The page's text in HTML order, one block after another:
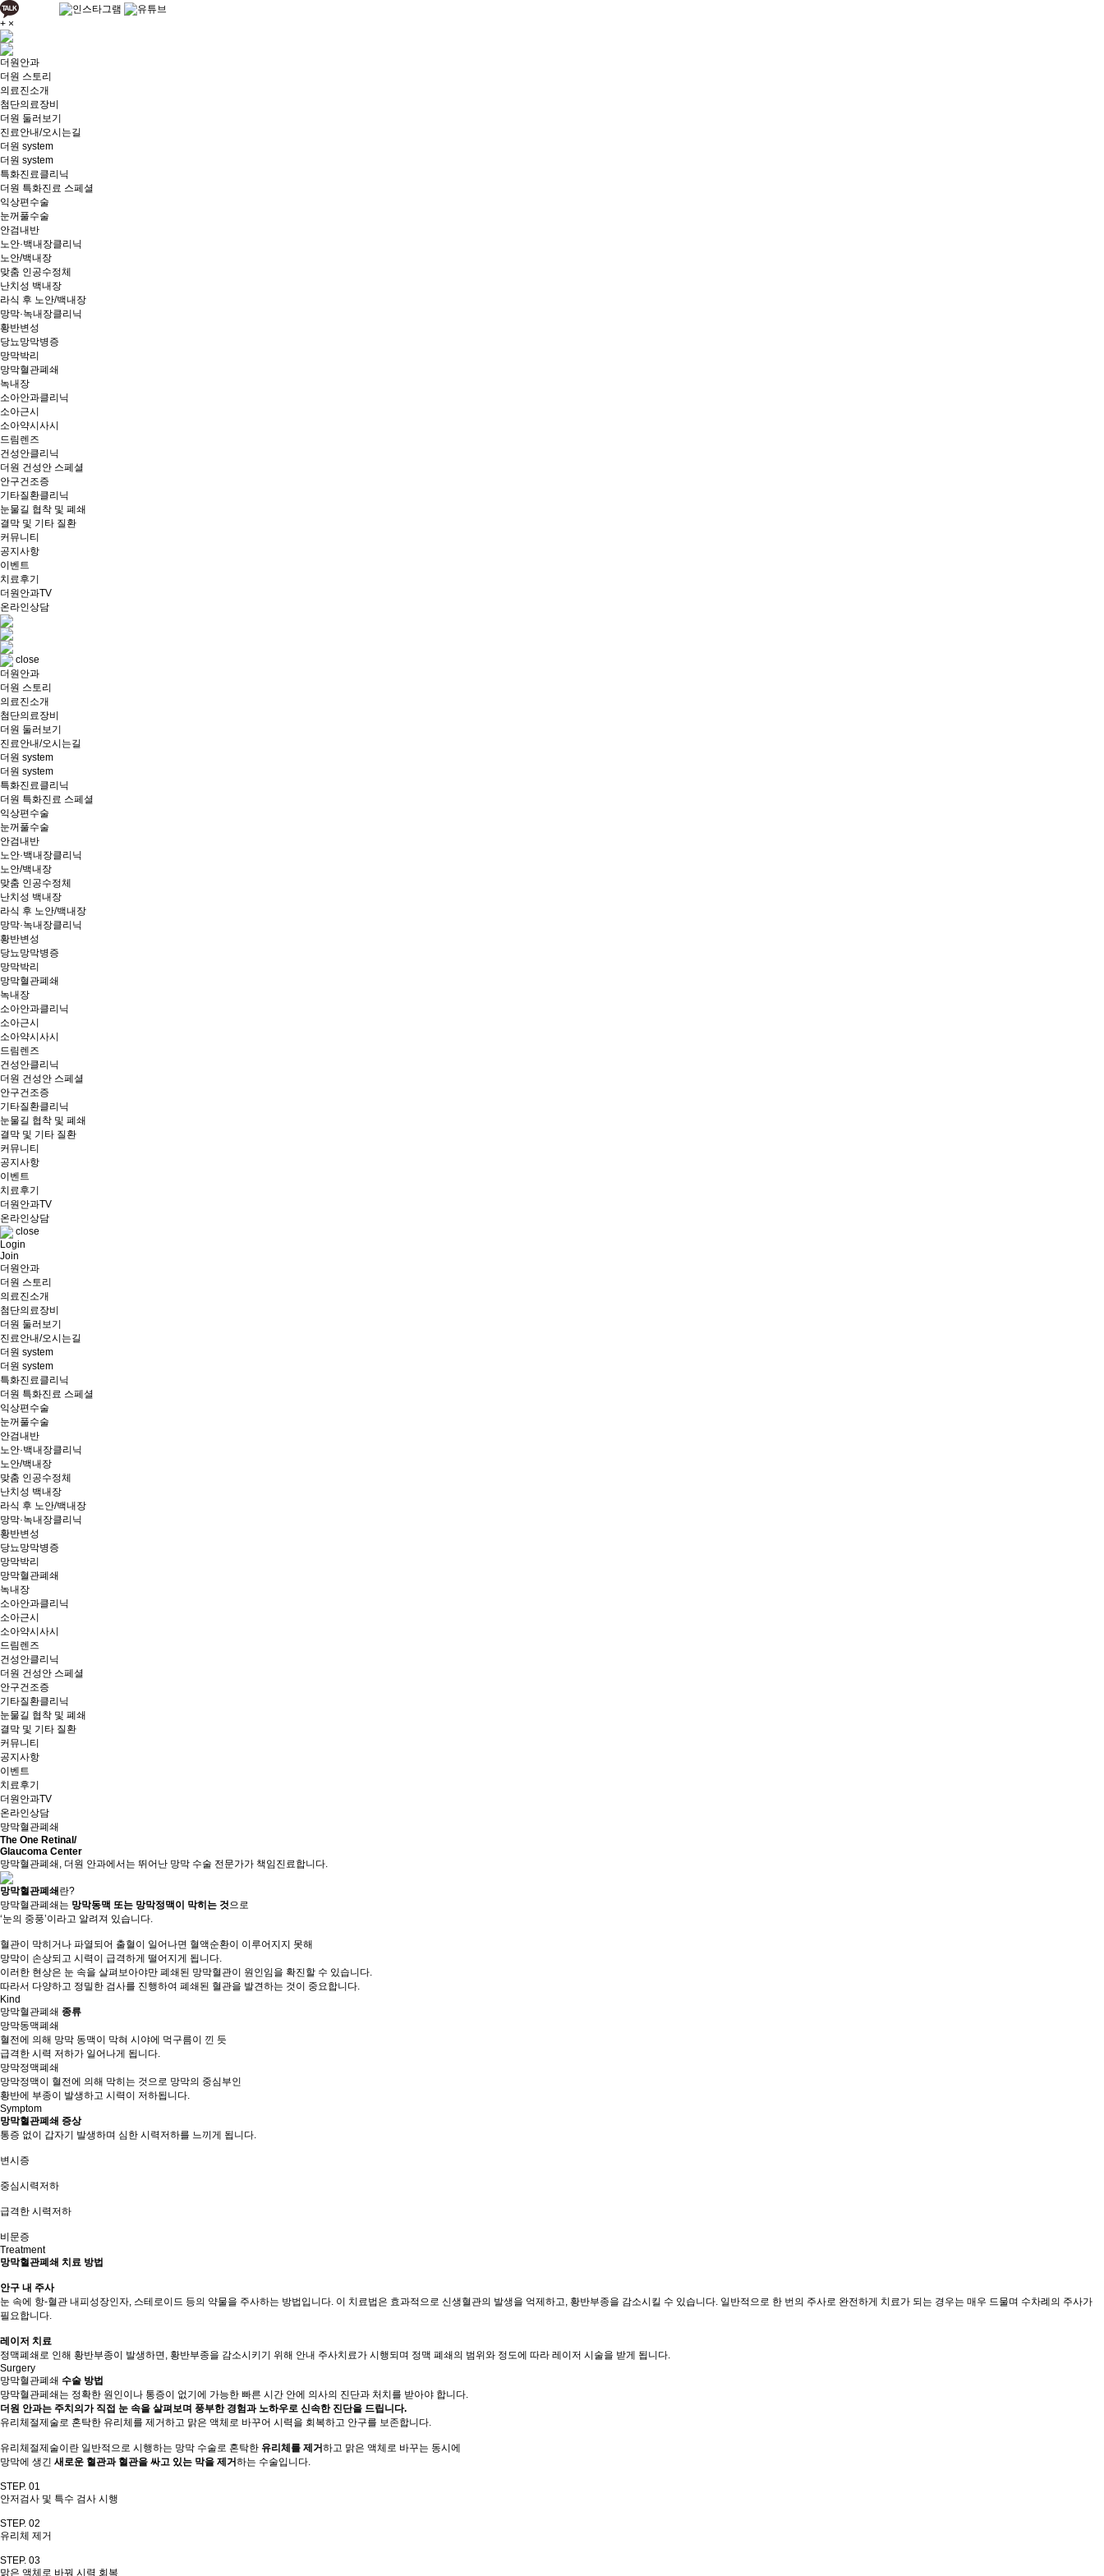
+ ×
더원안과
더원 스토리
의료진소개
첨단의료장비
더원 둘러보기
진료안내/오시는길
더원 system
더원 system
특화진료클리닉
더원 특화진료 스페셜
익상편수술
눈꺼풀수술
안검내반
노안·백내장클리닉
노안/백내장
맞춤 인공수정체
난치성 백내장
라식 후 노안/백내장
망막·녹내장클리닉
황반변성
당뇨망막병증
망막박리
망막혈관폐쇄
녹내장
소아안과클리닉
소아근시
소아약시사시
드림렌즈
건성안클리닉
더원 건성안 스페셜
안구건조증
기타질환클리닉
눈물길 협착 및 폐쇄
결막 및 기타 질환
커뮤니티
공지사항
이벤트
치료후기
더원안과TV
온라인상담
close
더원안과
더원 스토리
의료진소개
첨단의료장비
더원 둘러보기
진료안내/오시는길
더원 system
더원 system
특화진료클리닉
더원 특화진료 스페셜
익상편수술
눈꺼풀수술
안검내반
노안·백내장클리닉
노안/백내장
맞춤 인공수정체
난치성 백내장
라식 후 노안/백내장
망막·녹내장클리닉
황반변성
당뇨망막병증
망막박리
망막혈관폐쇄
녹내장
소아안과클리닉
소아근시
소아약시사시
드림렌즈
건성안클리닉
더원 건성안 스페셜
안구건조증
기타질환클리닉
눈물길 협착 및 폐쇄
결막 및 기타 질환
커뮤니티
공지사항
이벤트
치료후기
더원안과TV
온라인상담
close
Login
Join
더원안과
더원 스토리
의료진소개
첨단의료장비
더원 둘러보기
진료안내/오시는길
더원 system
더원 system
특화진료클리닉
더원 특화진료 스페셜
익상편수술
눈꺼풀수술
안검내반
노안·백내장클리닉
노안/백내장
맞춤 인공수정체
난치성 백내장
라식 후 노안/백내장
망막·녹내장클리닉
황반변성
당뇨망막병증
망막박리
망막혈관폐쇄
녹내장
소아안과클리닉
소아근시
소아약시사시
드림렌즈
건성안클리닉
더원 건성안 스페셜
안구건조증
기타질환클리닉
눈물길 협착 및 폐쇄
결막 및 기타 질환
커뮤니티
공지사항
이벤트
치료후기
더원안과TV
온라인상담
망막혈관폐쇄
The One Retinal/
Glaucoma Center
망막혈관폐쇄, 더원 안과에서는 뛰어난 망막 수술 전문가가 책임진료합니다.
망막혈관폐쇄 란?
망막혈관폐쇄는 망막동맥 또는 망막정맥이 막히는 것으로
‘눈의 중풍’이라고 알려져 있습니다.
혈관이 막히거나 파열되어 출혈이 일어나면 혈액순환이 이루어지지 못해
망막이 손상되고 시력이 급격하게 떨어지게 됩니다.
이러한 현상은 눈 속을 살펴보아야만 폐쇄된 망막혈관이 원인임을 확진할 수 있습니다.
따라서 다양하고 정밀한 검사를 진행하여 폐쇄된 혈관을 발견하는 것이 중요합니다.
Kind
망막혈관폐쇄 종류
망막동맥폐쇄
혈전에 의해 망막 동맥이 막혀 시야에 먹구름이 낀 듯
급격한 시력 저하가 일어나게 됩니다.
망막정맥폐쇄
망막정맥이 혈전에 의해 막히는 것으로 망막의 중심부인
황반에 부종이 발생하고 시력이 저하됩니다.
Symptom
망막혈관폐쇄 증상
통증 없이 갑자기 발생하며 심한 시력저하를 느끼게 됩니다.
변시증
중심시력저하
급격한 시력저하
비문증
Treatment
망막혈관폐쇄 치료 방법
안구 내 주사
눈 속에 항-혈관 내피성장인자, 스테로이드 등의 약물을 주사하는 방법입니다. 이 치료법은 효과적으로 신생혈관의 발생을 억제하고, 황반부종을 감소시킬 수 있습니다. 일반적으로 한 번의 주사로 완전하게 치료가 되는 경우는 매우 드물며 수차례의 주사가
필요합니다.
레이저 치료
정맥폐쇄로 인해 황반부종이 발생하면, 황반부종을 감소시키기 위해 안내 주사치료가 시행되며 정맥 폐쇄의 범위와 정도에 따라 레이저 시술을 받게 됩니다.
Surgery
망막혈관폐쇄 수술 방법
망막혈관페쇄는 정확한 원인이나 통증이 없기에 가능한 빠른 시간 안에 의사의 진단과 처치를 받아야 합니다.
더원 안과는 주치의가 직접 눈 속을 살펴보며 풍부한 경험과 노하우로 신속한 진단을 드립니다.
유리체절제술로 혼탁한 유리체를 제거하고 맑은 액체로 바꾸어 시력을 회복하고 안구를 보존합니다.
유리체절제술이란 일반적으로 시행하는 망막 수술로 혼탁한 유리체를 제거하고 맑은 액체로 바꾸는 동시에
망막에 생긴 새로운 혈관과 혈관을 싸고 있는 막을 제거하는 수술입니다.
STEP. 01
안저검사 및 특수 검사 시행
STEP. 02
유리체 제거
STEP. 03
맑은 액체로 바꿔 시력 회복